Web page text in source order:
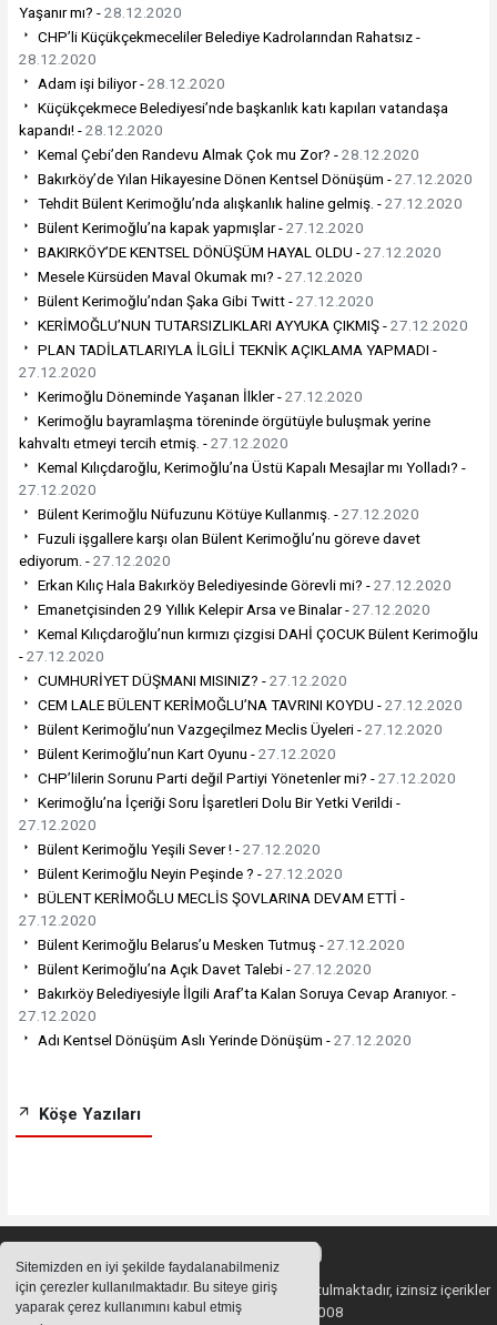
Sitemizden en iyi şekilde faydalanabilmeniz
için çerezler kullanılmaktadır. Bu siteye giriş
yaparak çerez kullanımını kabul etmiş
Yaşanır mı? -28.12.2020
CHP’li Küçükçekmeceliler Belediye Kadrolarından Rahatsız -
28.12.2020
Adam işi biliyor -28.12.2020
Küçükçekmece Belediyesi’nde başkanlık katı kapıları vatandaşa
kapandı! -28.12.2020
Kemal Çebi’den Randevu Almak Çok mu Zor? -28.12.2020
Bakırköy’de Yılan Hikayesine Dönen Kentsel Dönüşüm -27.12.2020
Tehdit Bülent Kerimoğlu’nda alışkanlık haline gelmiş. -27.12.2020
Bülent Kerimoğlu’na kapak yapmışlar -27.12.2020
BAKIRKÖY’DE KENTSEL DÖNÜŞÜM HAYAL OLDU -27.12.2020
Mesele Kürsüden Maval Okumak mı? -27.12.2020
Bülent Kerimoğlu’ndan Şaka Gibi Twitt -27.12.2020
KERİMOĞLU’NUN TUTARSIZLIKLARI AYYUKA ÇIKMIŞ -27.12.2020
PLAN TADİLATLARIYLA İLGİLİ TEKNİK AÇIKLAMA YAPMADI -
27.12.2020
Kerimoğlu Döneminde Yaşanan İlkler -27.12.2020
Kerimoğlu bayramlaşma töreninde örgütüyle buluşmak yerine
kahvaltı etmeyi tercih etmiş. -27.12.2020
Kemal Kılıçdaroğlu, Kerimoğlu’na Üstü Kapalı Mesajlar mı Yolladı? -
27.12.2020
Bülent Kerimoğlu Nüfuzunu Kötüye Kullanmış. -27.12.2020
Fuzuli işgallere karşı olan Bülent Kerimoğlu’nu göreve davet
ediyorum. -27.12.2020
Erkan Kılıç Hala Bakırköy Belediyesinde Görevli mi? -27.12.2020
Emanetçisinden 29 Yıllık Kelepir Arsa ve Binalar -27.12.2020
Kemal Kılıçdaroğlu’nun kırmızı çizgisi DAHİ ÇOCUK Bülent Kerimoğlu
-27.12.2020
CUMHURİYET DÜŞMANI MISINIZ? -27.12.2020
CEM LALE BÜLENT KERİMOĞLU’NA TAVRINI KOYDU -27.12.2020
Bülent Kerimoğlu’nun Vazgeçilmez Meclis Üyeleri -27.12.2020
Bülent Kerimoğlu’nun Kart Oyunu -27.12.2020
CHP’lilerin Sorunu Parti değil Partiyi Yönetenler mi? -27.12.2020
Kerimoğlu’na İçeriği Soru İşaretleri Dolu Bir Yetki Verildi -
27.12.2020
Bülent Kerimoğlu Yeşili Sever ! -27.12.2020
Bülent Kerimoğlu Neyin Peşinde ? -27.12.2020
BÜLENT KERİMOĞLU MECLİS ŞOVLARINA DEVAM ETTİ -
27.12.2020
Bülent Kerimoğlu Belarus’u Mesken Tutmuş -27.12.2020
Bülent Kerimoğlu’na Açık Davet Talebi -27.12.2020
Bakırköy Belediyesiyle İlgili Araf’ta Kalan Soruya Cevap Aranıyor. -
27.12.2020
Adı Kentsel Dönüşüm Aslı Yerinde Dönüşüm -27.12.2020
Köşe Yazıları
Sitemizde bulunan içeriklerin tüm hakları saklı tutulmaktadır, izinsiz içerikler
kullanılamaz. Copyright 2008